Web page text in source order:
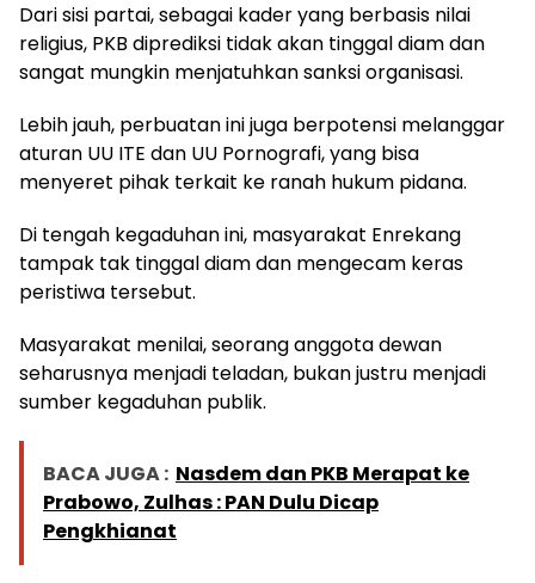
Dari sisi partai, sebagai kader yang berbasis nilai
religius, PKB diprediksi tidak akan tinggal diam dan
sangat mungkin menjatuhkan sanksi organisasi.
Lebih jauh, perbuatan ini juga berpotensi melanggar
aturan UU ITE dan UU Pornografi, yang bisa
menyeret pihak terkait ke ranah hukum pidana.
Di tengah kegaduhan ini, masyarakat Enrekang
tampak tak tinggal diam dan mengecam keras
peristiwa tersebut.
Masyarakat menilai, seorang anggota dewan
seharusnya menjadi teladan, bukan justru menjadi
sumber kegaduhan publik.
BACA JUGA : Nasdem dan PKB Merapat ke
Prabowo, Zulhas : PAN Dulu Dicap
Pengkhianat